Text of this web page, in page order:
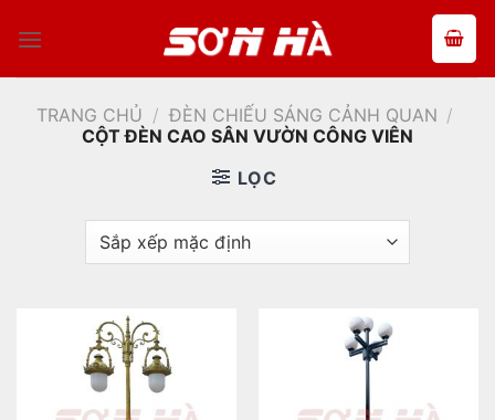
qua
TRANG CHỦ / ĐÈN CHIẾU SÁNG CẢNH QUAN /
CỘT ĐÈN CAO SÂN VƯỜN CÔNG VIÊN
LỌC